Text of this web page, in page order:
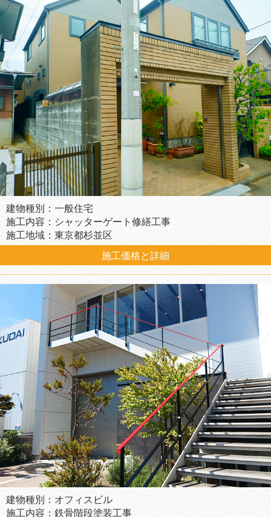
建物種別：一般住宅
施工内容：シャッターゲート修繕工事
施工地域：東京都杉並区
施工価格と詳細
建物種別：オフィスビル
施工内容：鉄骨階段塗装工事